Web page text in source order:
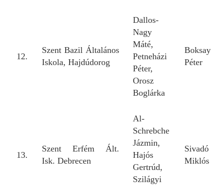
12.
Szent Bazil Általános
Iskola, Hajdúdorog
Dallos-
Nagy
Máté,
Petneházi
Péter,
Orosz
Boglárka
Boksay
Péter
13.
Szent Erfém Ált.
Isk. Debrecen
Al-
Schrebche
Jázmin,
Hajós
Gertrúd,
Szilágyi
Sivadó
Miklós